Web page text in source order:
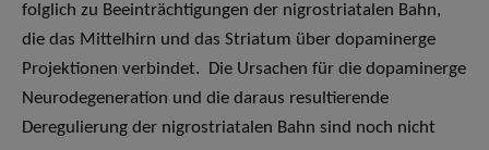
folglich zu Beeinträchtigungen der nigrostriatalen Bahn,
die das Mittelhirn und das Striatum über dopaminerge
Projektionen verbindet. Die Ursachen für die dopaminerge
Neurodegeneration und die daraus resultierende
Deregulierung der nigrostriatalen Bahn sind noch nicht